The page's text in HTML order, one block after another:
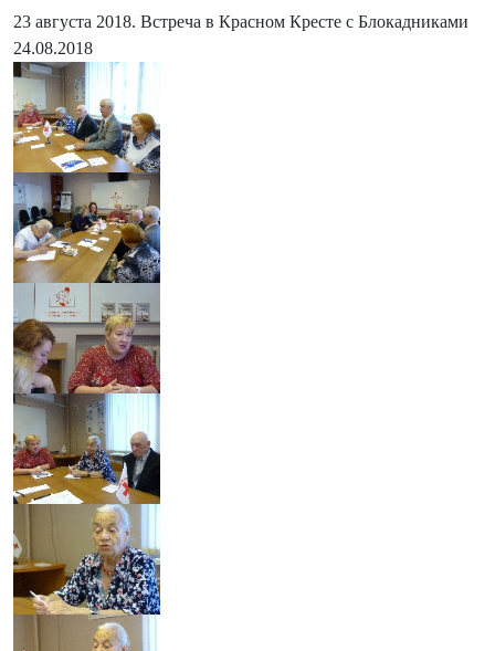
23 августа 2018. Встреча в Красном Кресте с Блокадниками
24.08.2018